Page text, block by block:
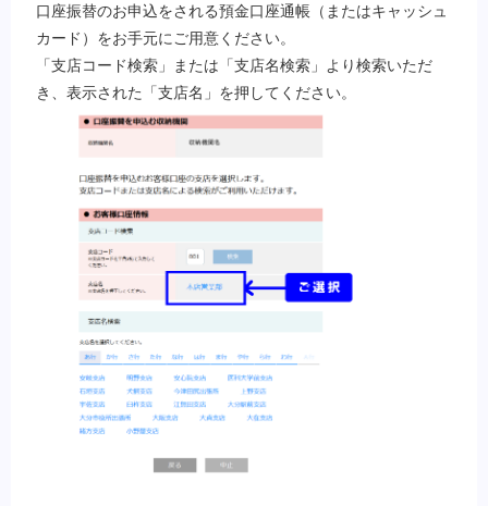
口座振替のお申込をされる預金口座通帳（またはキャッシュ
カード）をお手元にご用意ください。
「支店コード検索」または「支店名検索」より検索いただ
き、表示された「支店名」を押してください。